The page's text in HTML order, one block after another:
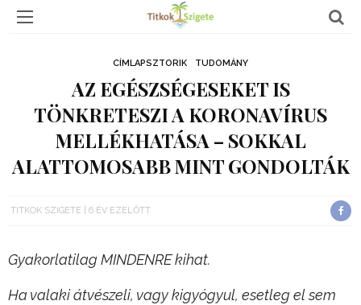
CÍMLAPSZTORIK TUDOMÁNY
AZ EGÉSZSÉGESEKET IS
TÖNKRETESZI A KORONAVÍRUS
MELLÉKHATÁSA – SOKKAL
ALATTOMOSABB MINT GONDOLTÁK
TITKOK SZIGETE 6 ÉV EZELŐTT
Gyakorlatilag MINDENRE kihat.
Ha valaki átvészeli, vagy kigyógyul, esetleg el sem